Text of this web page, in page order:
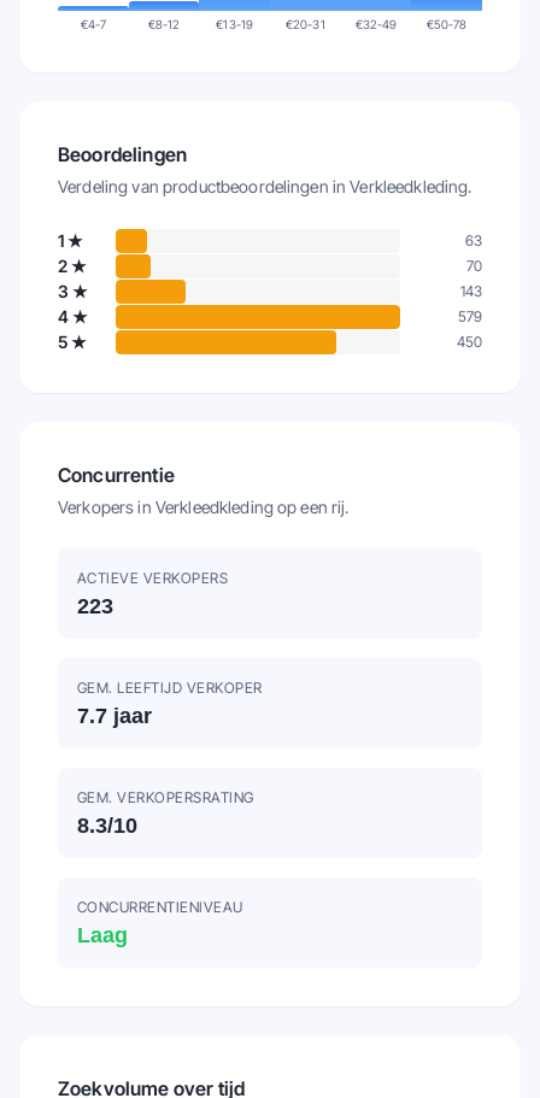
€4-7 €8-12 €13-19 €20-31 €32-49 €50-78
Beoordelingen
Verdeling van productbeoordelingen inVerkleedkleding.
1★ 63
2★ 70
3 ★ 143
4★ 579
5★ 450
Concurrentie
Verkopers in Verkleedkleding op een rij.
ACTIEVE VERKOPERS
223
GEM. LEEFTIJD VERKOPER
7.7 jaar
GEM. VERKOPERSRATING
8.3/10
CONCURRENTIENIVEAU
Laag
Zoekvolume over tijd